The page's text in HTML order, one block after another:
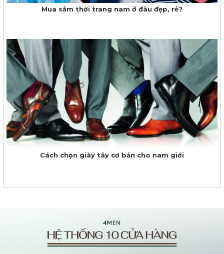
Mua sắm thời trang nam ở đâu đẹp, rẻ?
Cách chọn giày tây cơ bản cho nam giới